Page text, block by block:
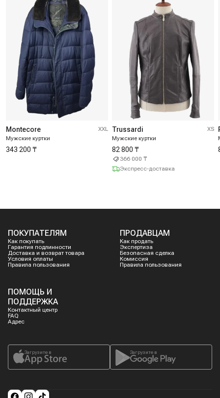
Montecore
Мужские куртки
XXL
343 200 ₸
Trussardi
Мужские куртки
XS
82 800 ₸
366 000 ₸
Экспресс-доставка
ПОКУПАТЕЛЯМ
Как покупать
Гарантия подлинности
Доставка и возврат товара
Условия оплаты
Правила пользования
ПРОДАВЦАМ
Как продать
Экспертиза
Безопасная сделка
Комиссия
Правила пользования
ПОМОЩЬ И
ПОДДЕРЖКА
Контактный центр
FAQ
Адрес
Загрузите в Загрузите в